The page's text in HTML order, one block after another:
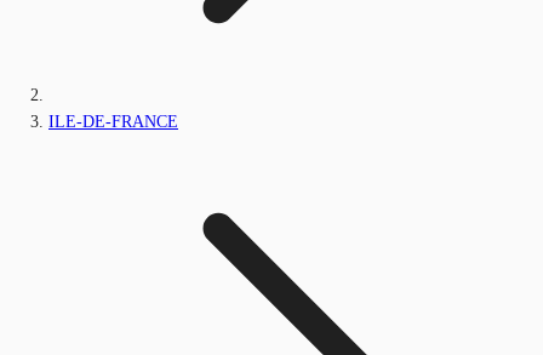
ILE-DE-FRANCE